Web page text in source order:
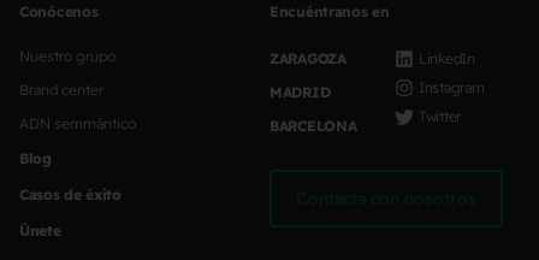
Conócenos
Nuestro grupo
Brand center
ADN semmántico
Blog
Casos de éxito
Únete
Encuéntranos en
ZARAGOZA
MADRID
BARCELONA
LinkedIn
Instagram
Twitter